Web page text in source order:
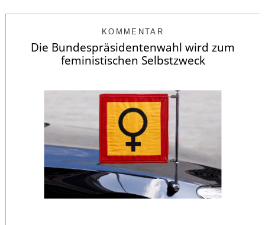
KOMMENTAR
Die Bundespräsidentenwahl wird zum
feministischen Selbstzweck